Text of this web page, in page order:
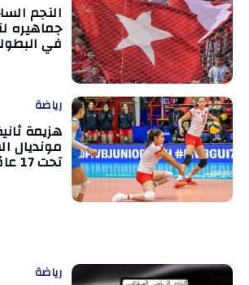
النجم
جماهيره
في
رياضة
هزيمة
مونديال
تحت 17 عامًا
رياضة